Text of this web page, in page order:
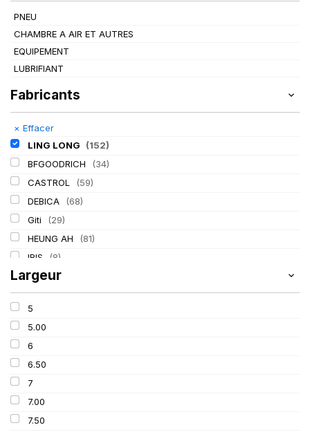
PNEU
CHAMBRE A AIR ET AUTRES
EQUIPEMENT
LUBRIFIANT
Fabricants
× Effacer
LING LONG
(152)
BFGOODRICH
(34)
CASTROL
(59)
DEBICA
(68)
Giti
(29)
HEUNG AH
(81)
IRIS
(8)
ITALMATIC
KLEBER (116)
LASSA
MICHELIN
MITAS
Mondolfo ferro
PIRELLI
PROMETEON
SCHRADER
Largeur
5
5.00
6
6.50
7
7.00
7.50